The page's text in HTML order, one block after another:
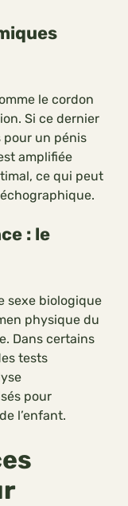
le cordon
Si ce dernier
pour un pénis
amplifiée
ce qui peut
: le
sexe biologique
physique du
Dans certains
tests
pour
l’enfant.